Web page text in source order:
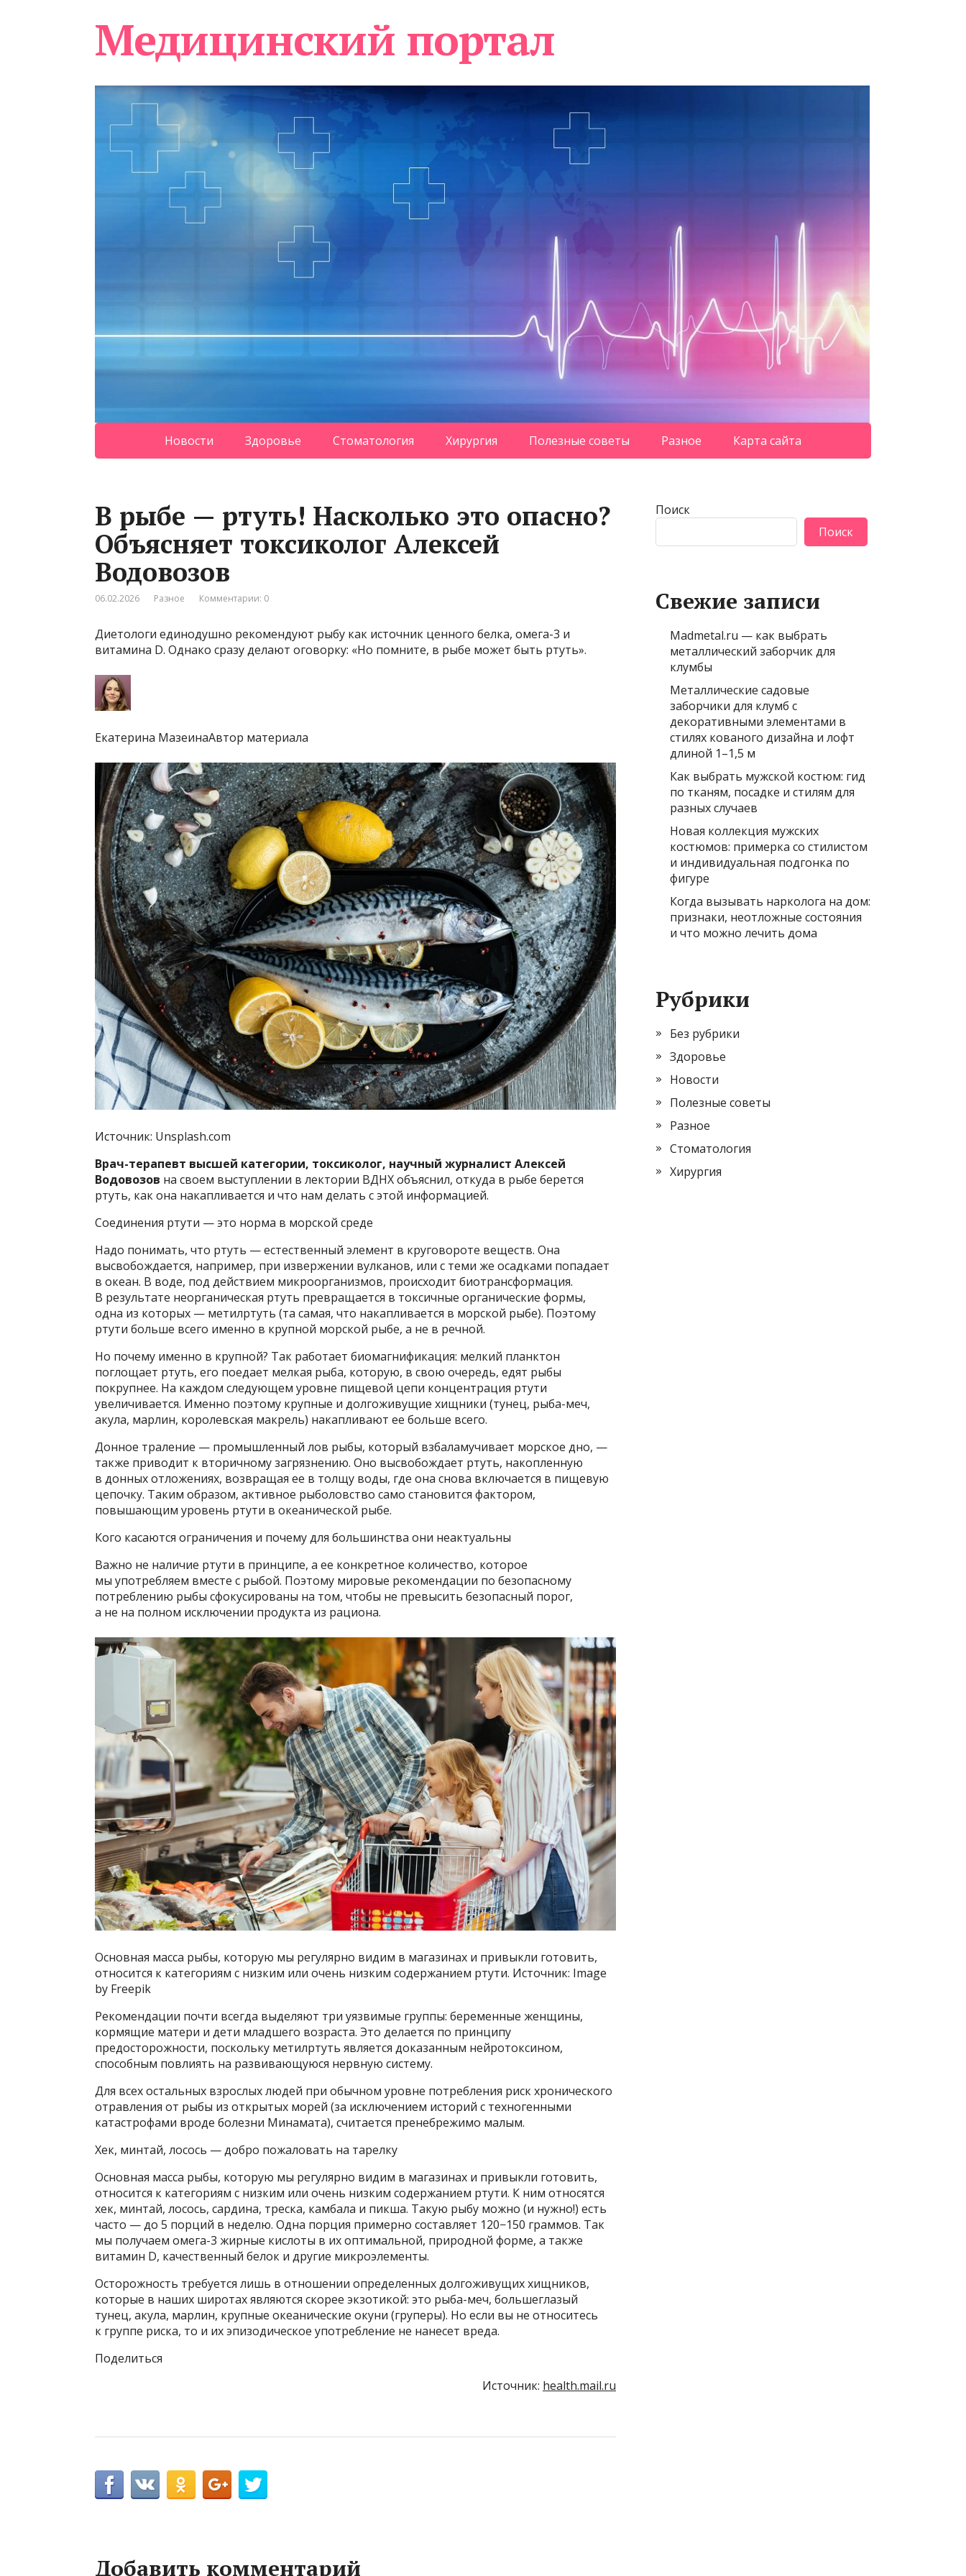
Медицинский портал
Новости Здоровье Стоматология Хирургия Полезные советы Разное Карта сайта
В рыбе — ртуть! Насколько это опасно?
Объясняет токсиколог Алексей
Водовозов
06.02.2026 Разное Комментарии: 0
Диетологи единодушно рекомендуют рыбу как источник ценного белка, омега-3 и
витамина D. Однако сразу делают оговорку: «Но помните, в рыбе может быть ртуть».
Екатерина МазеинаАвтор материала
Источник: Unsplash.com
Врач-терапевт высшей категории, токсиколог, научный журналист Алексей
Водовозов на своем выступлении в лектории ВДНХ объяснил, откуда в рыбе берется
ртуть, как она накапливается и что нам делать с этой информацией.
Соединения ртути — это норма в морской среде
Надо понимать, что ртуть — естественный элемент в круговороте веществ. Она
высвобождается, например, при извержении вулканов, или с теми же осадками попадает
в океан. В воде, под действием микроорганизмов, происходит биотрансформация.
В результате неорганическая ртуть превращается в токсичные органические формы,
одна из которых — метилртуть (та самая, что накапливается в морской рыбе). Поэтому
ртути больше всего именно в крупной морской рыбе, а не в речной.
Но почему именно в крупной? Так работает биомагнификация: мелкий планктон
поглощает ртуть, его поедает мелкая рыба, которую, в свою очередь, едят рыбы
покрупнее. На каждом следующем уровне пищевой цепи концентрация ртути
увеличивается. Именно поэтому крупные и долгоживущие хищники (тунец, рыба-меч,
акула, марлин, королевская макрель) накапливают ее больше всего.
Донное траление — промышленный лов рыбы, который взбаламучивает морское дно, —
также приводит к вторичному загрязнению. Оно высвобождает ртуть, накопленную
в донных отложениях, возвращая ее в толщу воды, где она снова включается в пищевую
цепочку. Таким образом, активное рыболовство само становится фактором,
повышающим уровень ртути в океанической рыбе.
Кого касаются ограничения и почему для большинства они неактуальны
Важно не наличие ртути в принципе, а ее конкретное количество, которое
мы употребляем вместе с рыбой. Поэтому мировые рекомендации по безопасному
потреблению рыбы сфокусированы на том, чтобы не превысить безопасный порог,
а не на полном исключении продукта из рациона.
Основная масса рыбы, которую мы регулярно видим в магазинах и привыкли готовить,
относится к категориям с низким или очень низким содержанием ртути. Источник: Image
by Freepik
Рекомендации почти всегда выделяют три уязвимые группы: беременные женщины,
кормящие матери и дети младшего возраста. Это делается по принципу
предосторожности, поскольку метилртуть является доказанным нейротоксином,
способным повлиять на развивающуюся нервную систему.
Для всех остальных взрослых людей при обычном уровне потребления риск хронического
отравления от рыбы из открытых морей (за исключением историй с техногенными
катастрофами вроде болезни Минамата), считается пренебрежимо малым.
Хек, минтай, лосось — добро пожаловать на тарелку
Основная масса рыбы, которую мы регулярно видим в магазинах и привыкли готовить,
относится к категориям с низким или очень низким содержанием ртути. К ним относятся
хек, минтай, лосось, сардина, треска, камбала и пикша. Такую рыбу можно (и нужно!) есть
часто — до 5 порций в неделю. Одна порция примерно составляет 120−150 граммов. Так
мы получаем омега-3 жирные кислоты в их оптимальной, природной форме, а также
витамин D, качественный белок и другие микроэлементы.
Осторожность требуется лишь в отношении определенных долгоживущих хищников,
которые в наших широтах являются скорее экзотикой: это рыба-меч, большеглазый
тунец, акула, марлин, крупные океанические окуни (груперы). Но если вы не относитесь
к группе риска, то и их эпизодическое употребление не нанесет вреда.
Поделиться
Источник: health.mail.ru
Добавить комментарий
Поиск
Поиск
Свежие записи
Madmetal.ru — как выбрать
металлический заборчик для
клумбы
Металлические садовые
заборчики для клумб с
декоративными элементами в
стилях кованого дизайна и лофт
длиной 1–1,5 м
Как выбрать мужской костюм: гид
по тканям, посадке и стилям для
разных случаев
Новая коллекция мужских
костюмов: примерка со стилистом
и индивидуальная подгонка по
фигуре
Когда вызывать нарколога на дом:
признаки, неотложные состояния
и что можно лечить дома
Рубрики
Без рубрики
Здоровье
Новости
Полезные советы
Разное
Стоматология
Хирургия